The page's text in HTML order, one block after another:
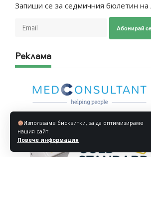
Използваме бисквитки, за да оптимизираме
нашия сайт.
Повече информация
Запиши се за седмичния бюлетин на
Абонирай се
Реклама